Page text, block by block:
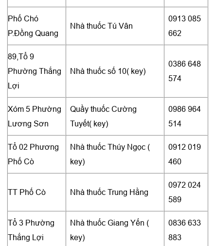
Phố Chó
P.Đồng Quang
Nhà thuốc Tú Vân
0913 085
662
89,Tổ 9
Phường Thắng
Lợi
Nhà thuốc số 10( key)
0386 648
574
Xóm 5 Phường
Lương Sơn
Quầy thuốc Cường
Tuyết( key)
0986 964
514
Tổ 02 Phương
Phố Cò
Nhà thuốc Thúy Ngọc (
key)
0912 019
460
TT Phố Cò Nhà thuốc Trung Hằng
0972 024
589
Tổ 3 Phường
Thắng Lợi
Nhà thuốc Giang Yến (
key)
0836 633
883